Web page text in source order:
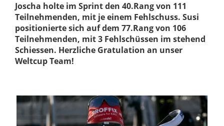
Joscha holte im Sprint den 40.Rang von 111
Teilnehmenden, mit je einem Fehlschuss. Susi
positionierte sich auf dem 77.Rang von 106
Teilnehmenden, mit 3 Fehlschüssen im stehend
Schiessen. Herzliche Gratulation an unser
Weltcup Team!